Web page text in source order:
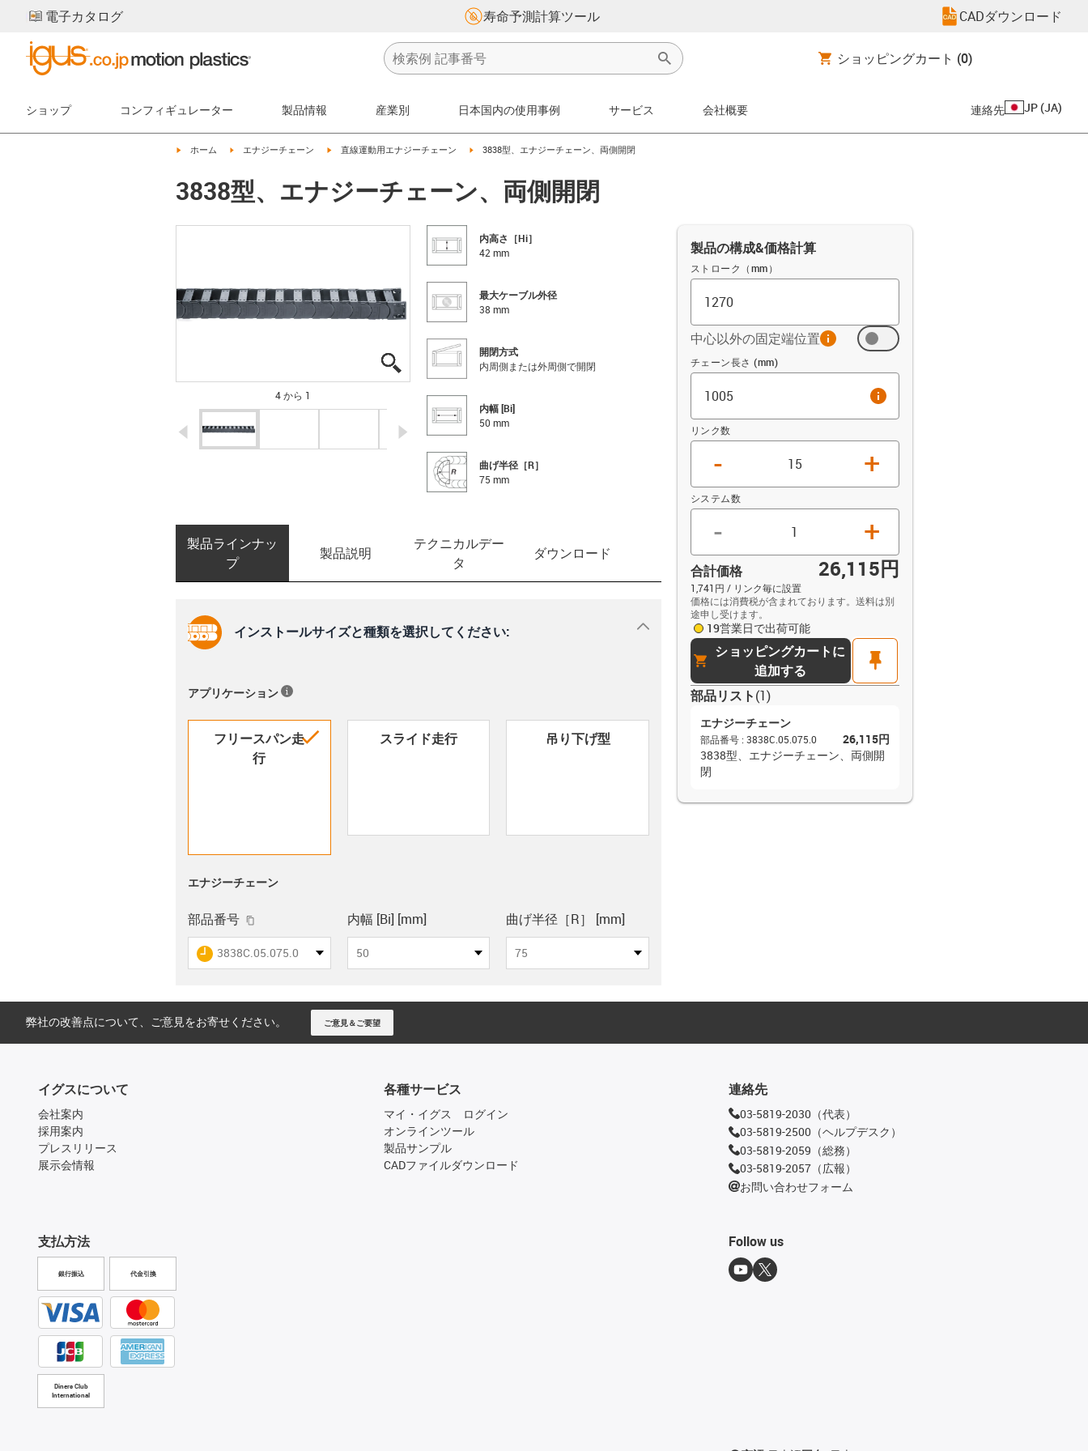
電子カタログ 寿命予測計算ツール CADダウンロード
ショッピングカート (0)
ショップ コンフィギュレーター 製品情報 産業別 日本国内の使用事例 サービス 会社概要 連絡先 JP (JA)
igus-icon-arrow-right
ホーム igus-icon-arrow-right
エナジーチェーン igus-icon-arrow-right
直線運動用エナジーチェーン igus-icon-arrow-right
3838型、エナジーチェーン、両側開閉
3838型、エナジーチェーン、両側開閉
igus-icon-lupe
igus-icon-lupe
igus-icon-lupe
igus-icon-lupe
4 から 1
igus-icon-arrow-left igus-icon-arrow-right
内高さ［Hi］
42 mm
最大ケーブル外径
38 mm
開閉方式
内周側または外周側で開閉
内幅 [Bi]
50 mm
曲げ半径［R］
75 mm
製品の構成&価格計算
ストローク（mm）
中心以外の固定端位置info
オフセット (mm)
チェーン長さ (mm)
info
リンク数
- +
システム数
- +
合計価格 26,115円
1,741円 / リンク毎に設置
価格には消費税が含まれております。送料は別
途申し受けます。
19営業日で出荷可能
cart ショッピングカートに
追加する
pin
部品リスト(1)
エナジーチェーン
部品番号 : 3838C.05.075.0
26,115円
3838型、エナジーチェーン、両側開
閉
製品ラインナッ
プ
製品説明
テクニカルデー
タ
ダウンロード
インストールサイズと種類を選択してください: igus-icon-dropdown-up
アプリケーション
igus-icon-check
フリースパン走
行
スライド走行 吊り下げ型
エナジーチェーン
部品番号 igus-icon-copy-clipboard
igus-icon-lieferzeit
3838C.05.075.0
内幅 [Bi] [mm]
50
曲げ半径［R］ [mm]
75
弊社の改善点について、ご意見をお寄せください。 ご意見＆ご要望
イグスについて
会社案内
採用案内
プレスリリース
展示会情報
支払方法
銀行振込 代金引換
Diners Club
International
各種サービス
マイ・イグス ログイン
オンラインツール
製品サンプル
CADファイルダウンロード
連絡先
03-5819-2030（代表）
03-5819-2500（ヘルプデスク）
03-5819-2059（総務）
03-5819-2057（広報）
お問い合わせフォーム
Follow us